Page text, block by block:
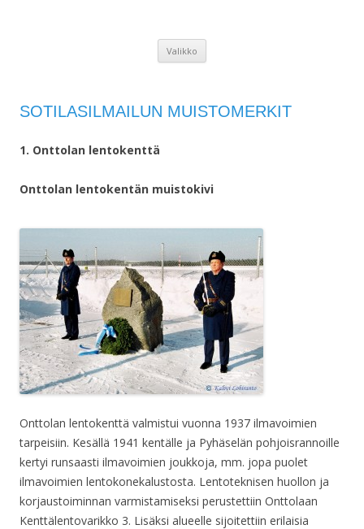
Valikko
SOTILASILMAILUN MUISTOMERKIT
1. Onttolan lentokenttä
Onttolan lentokentän muistokivi
Onttolan lentokenttä valmistui vuonna 1937 ilmavoimien
tarpeisiin. Kesällä 1941 kentälle ja Pyhäselän pohjoisrannoille
kertyi runsaasti ilmavoimien joukkoja, mm. jopa puolet
ilmavoimien lentokonekalustosta. Lentoteknisen huollon ja
korjaustoiminnan varmistamiseksi perustettiin Onttolaan
Kenttälentovarikko 3. Lisäksi alueelle sijoitettiin erilaisia